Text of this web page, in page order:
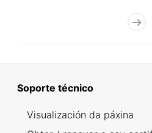
Soporte técnico
Visualización da páxina